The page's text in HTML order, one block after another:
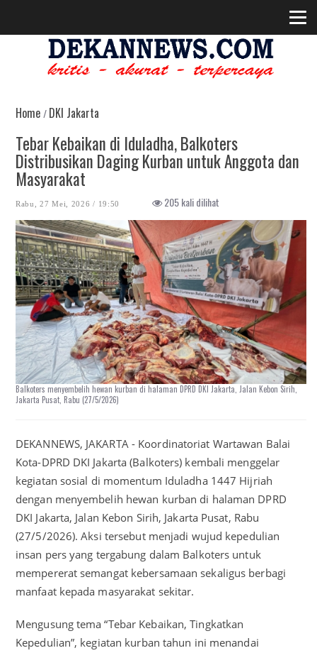
Home/DKI Jakarta
Tebar Kebaikan di Iduladha, Balkoters
Distribusikan Daging Kurban untuk Anggota dan
Masyarakat
Rabu, 27 Mei, 2026 / 19:50 205 kali dilihat
Balkoters menyembelih hewan kurban di halaman DPRD DKI Jakarta, Jalan Kebon Sirih,
Jakarta Pusat, Rabu (27/5/2026)
DEKANNEWS, JAKARTA - Koordinatoriat Wartawan Balai
Kota-DPRD DKI Jakarta (Balkoters) kembali menggelar
kegiatan sosial di momentum Iduladha 1447 Hijriah
dengan menyembelih hewan kurban di halaman DPRD
DKI Jakarta, Jalan Kebon Sirih, Jakarta Pusat, Rabu
(27/5/2026). Aksi tersebut menjadi wujud kepedulian
insan pers yang tergabung dalam Balkoters untuk
mempererat semangat kebersamaan sekaligus berbagi
manfaat kepada masyarakat sekitar.
Mengusung tema “Tebar Kebaikan, Tingkatkan
Kepedulian”, kegiatan kurban tahun ini menandai